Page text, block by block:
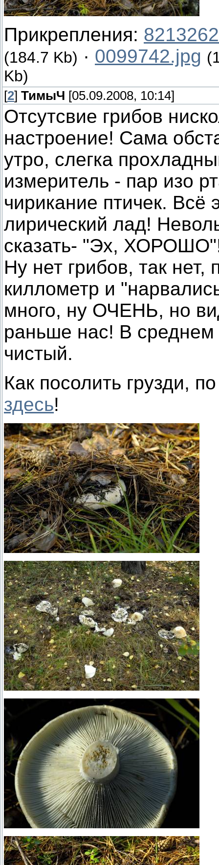
Прикрепления:
(184.7 Kb) · 0099742.jpg
Kb)
[2] ТимыЧ [05.09.2008, 10:14]
Отсутсвие грибов
настроение! Сама
утро, слегка
измеритель - пар изо
чирикание птичек. Всё
лирический лад!
сказать- "Эх,
Ну нет грибов, так
киллометр и
много, ну ОЧЕНЬ, но
раньше нас! В среднем
чистый.
Как посолить грузди,
здесь!